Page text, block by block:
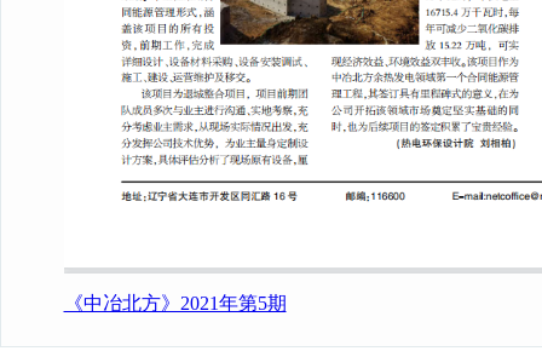
《中冶北方》2021年第5期